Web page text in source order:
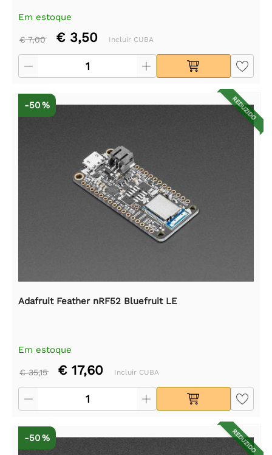
Em estoque
€ 7,00 € 3,50 Incluir CUBA
REDUZIDO
-50 %
Adafruit Feather nRF52 Bluefruit LE
Em estoque
€ 35,15 € 17,60 Incluir CUBA
REDUZIDO
-50 %